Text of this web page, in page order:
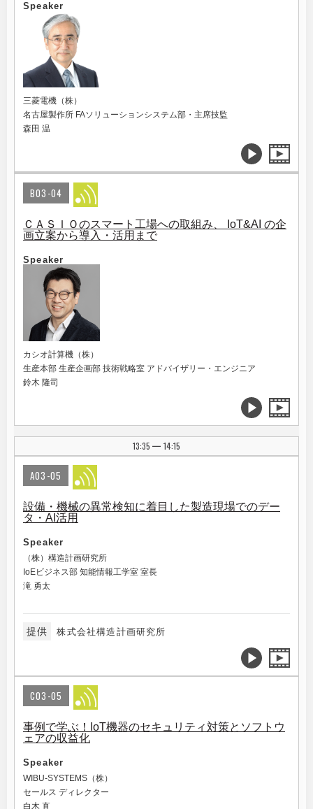
Speaker
三菱電機（株）
名古屋製作所 FAソリューションシステム部・主席技監
森田 温
B03-04
ＣＡＳＩＯのスマート工場への取組み、 IoT&AI の企
画立案から導入・活用まで
Speaker
カシオ計算機（株）
生産本部 生産企画部 技術戦略室 アドバイザリー・エンジニア
鈴木 隆司
13:35 | 14:15
A03-05
設備・機械の異常検知に着目した製造現場でのデー
タ・AI活用
Speaker
（株）構造計画研究所
IoEビジネス部 知能情報工学室 室長
滝 勇太
提供 株式会社構造計画研究所
C03-05
事例で学ぶ！IoT機器のセキュリティ対策とソフトウ
ェアの収益化
Speaker
WIBU-SYSTEMS（株）
セールス ディレクター
白木 直